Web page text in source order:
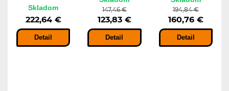
Skladom
222,64 €
Detail
147,46 €
123,83 €
Detail
194,84 €
160,76 €
Detail